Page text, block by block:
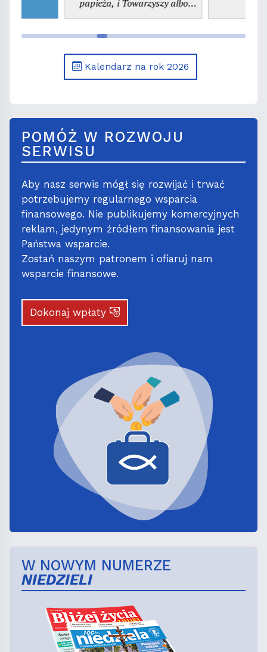
papieża, i Towarzyszy albo
Kalendarz na rok 2026
POMÓŻ W ROZWOJU
SERWISU
Aby nasz serwis mógł się rozwijać i trwać
potrzebujemy regularnego wsparcia
finansowego. Nie publikujemy komercyjnych
reklam, jedynym źródłem finansowania jest
Państwa wsparcie.
Zostań naszym patronem i ofiaruj nam
wsparcie finansowe.
Dokonaj wpłaty
W NOWYM NUMERZE
NIEDZIELI